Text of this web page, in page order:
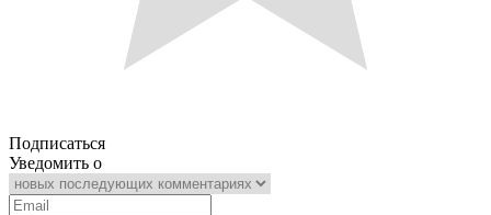
Подписаться
Уведомить о